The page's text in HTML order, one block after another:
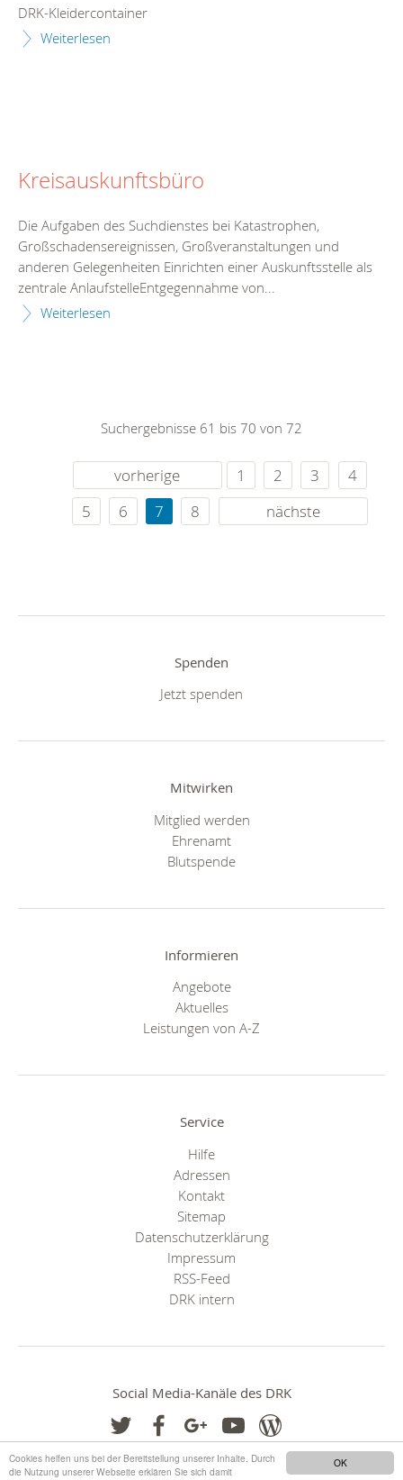
OK
Cookies helfen uns bei der Bereitstellung unserer Inhalte. Durch
die Nutzung unserer Webseite erklären Sie sich damit
DRK-Kleidercontainer
Weiterlesen
Kreisauskunftsbüro
Die Aufgaben des Suchdienstes bei Katastrophen,
Großschadensereignissen, Großveranstaltungen und
anderen Gelegenheiten Einrichten einer Auskunftsstelle als
zentrale AnlaufstelleEntgegennahme von...
Weiterlesen
Suchergebnisse 61 bis 70 von 72
vorherige 1 2 3
4
5
6 7 8 nächste
Spenden
Jetzt spenden
Mitwirken
Mitglied werden
Ehrenamt
Blutspende
Informieren
Angebote
Aktuelles
Leistungen von A-Z
Service
Hilfe
Adressen
Kontakt
Sitemap
Datenschutzerklärung
Impressum
RSS-Feed
DRK intern
Social Media-Kanäle des DRK